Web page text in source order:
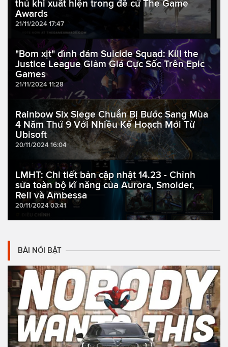
thủ khi xuất hiện trong đề cử The Game
Awards
21/11/2024 17:47
"Bom xịt" đình đám Suicide Squad: Kill the
Justice League Giảm Giá Cực Sốc Trên Epic
Games
21/11/2024 11:28
Rainbow Six Siege Chuẩn Bị Bước Sang Mùa
4 Năm Thứ 9 Với Nhiều Kế Hoạch Mới Từ
Ubisoft
20/11/2024 16:04
LMHT: Chi tiết bản cập nhật 14.23 - Chỉnh
sửa toàn bộ kĩ năng của Aurora, Smolder,
Rell và Ambessa
20/11/2024 03:41
BÀI NỔI BẬT